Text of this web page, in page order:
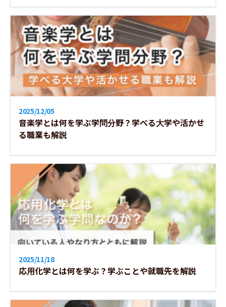
2025/12/05
音楽学とは何を学ぶ学問分野？学べる大学や活かせ
る職業も解説
2025/11/18
応用化学とは何を学ぶ？学ぶことや就職先を解説